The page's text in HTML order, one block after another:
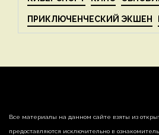
ПРИКЛЮЧЕНЧЕСКИЙ ЭКШЕН
Все материалы на данном сайте взяты из
предоставляются исключительно в